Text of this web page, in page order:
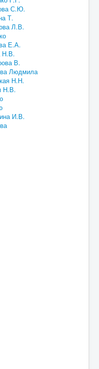
С.Ю.
Т.
Л.В.
Е.А.
Н.В.
В.
Людмила
Н.Н.
Н.В.
И.В.